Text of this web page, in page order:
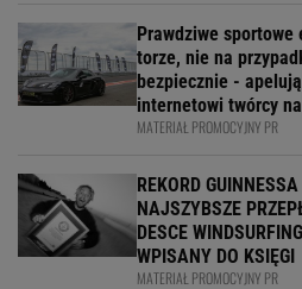
Prawdziwe
torze, nie na
bezpiecznie -
internetowi twórcy
MATERIAŁ PROMOCYJNY PR
REKORD
NAJSZYBSZE
DESCE
WPISANY DO KSIĘGI
MATERIAŁ PROMOCYJNY PR